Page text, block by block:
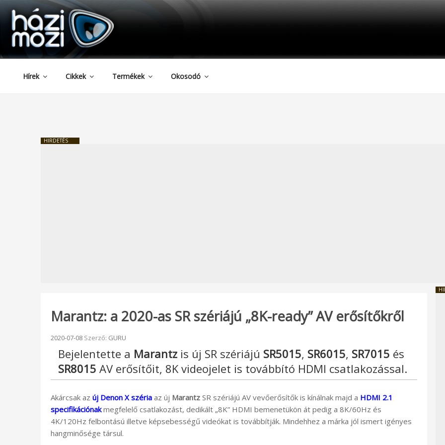
Tartalomhoz
HAZIMOZI
Hírek Cikkek Termékek Okosodó
HIRDETÉS
Marantz: a 2020-as SR szériájú „8K-ready” AV erősítőkről
Beküldve:
2020-07-08 Szerző: GURU
Bejelentette a Marantz is új SR szériájú SR5015, SR6015, SR7015 és
SR8015 AV erősítőit, 8K videojelet is továbbító HDMI csatlakozással.
Akárcsak az új Denon X széria az új Marantz SR szériájú AV vevőerősítők is kínálnak majd a HDMI 2.1
specifikációnakmegfelelő csatlakozást, dedikált „8K” HDMI bemenetükön át pedig a 8K/60Hz és
4K/120Hz felbontású illetve képsebességű videókat is továbbítják. Mindehhez a márka jól ismert igényes
hangminősége társul.